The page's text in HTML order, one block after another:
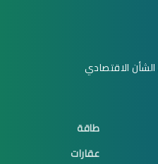
الاقتصادي
طاقة
عقارات